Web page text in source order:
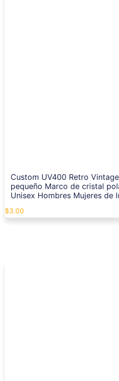
Custom UV400 Retro
pequeño Marco de cristal
Unisex Hombres Mujeres de
$3.00